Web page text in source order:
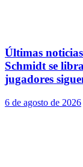
Últimas noticias
Schmidt se
jugadores
6 de agosto de 2026